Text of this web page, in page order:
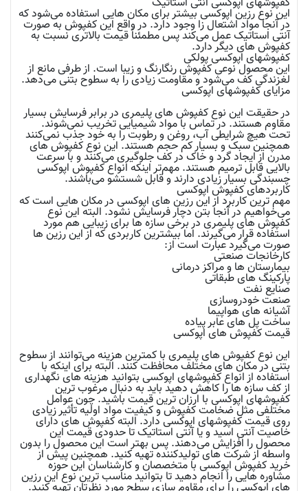
این نوع رزین اپوکسی بیشتر برای مکان هایی استفاده می‌شود که
در آنجا مواد اشتعال زا وجود دارد. در واقع این کفپوش به صورت
آنتی استاتیک عمل می‌کند پس مطمئناً قیمت بالاتری نسبت به
کفپوش های دیگر دارد‌.
کفپوشهای اپوکسی پولکی
این محصول نوعی کفپوش رنگارنگ و زیبا است. از طرفی مانع از
لغزندگی کف می‌شود و مقاومت زیادی را به سطوح بتنی می‌دهد.
مزایای کفپوشهای اپوکسی
در حقیقت این نوع کفپوش های پلیمری در برابر فرسایش بسیار
مقاوم هستند. در تماس با مواد شیمیایی تخریب نمی‌شوند.
تحت هیچ شرایطی آب، روغن و رطوبت را به خود جذب نمی‌کنند
همچنین سبک و بسیار کم حجم هستند. این نوع کفپوش های
مدرن از ایجاد گرد و خاک در کف جلوگیری می‌کنند و با سرعت
بالایی قابل ترمیم هستند. مهم‌تر اینکه انواع کفپوش اپوکسی
چسبندگی بسیار زیادی دارند و قابل شستشو می‌باشند.
کاربردهای کفپوش اپوکسی
مهم ترین کاربرد از این رزین های اپوکسی در مکان هایی است که
می‌خواهیم در آنجا بتن دچار فرسایش نشود. البته این نوع
کفپوش های پلیمری در برخی سازه ها برای زیبایی هم مورد
استفاده قرار می‌گیرند. اما بیشترین کاربردی که از این رزین ها
صورت می‌گیرد عبارت است از:
کارخانجات صنعتی
بیمارستان ها و مراکز درمانی
پارکینگ های طبقاتی
صنایع نفت
صنعت خودروسازی
آشیانه های هواپیما
ساخت پل های عابر پیاده
قیمت کفپوش های اپوکسی
این نوع کفپوش های پلیمری با کمترین هزینه می‌توانند از سطوح
بتنی در مکان های مختلف محافظت کنند. البته برای اینکه با
استفاده از انواع کفپوشهای اپوکسی بتوانید هزینه های نگهداری
از کف سازه ها را کاهش دهید باید به دنبال مرغوب ترین
کفپوشهای اپوکسی با ارزان ترین قیمت باشید. چون عوامل
مختلفی مثل ضخامت کفپوش و کیفیت مواد اولیه تأثیر زیادی
روی قیمت کفپوشهای اپوکسی دارد. البته کفپوش های دارای
خاصیت آنتی اسید و یا آنتی استاتیک تا حدودی قیمت این
محصول را افزایش می‌دهند. پس بهتر است این محصول را بدون
واسطه از شرکت های تولیدکننده تهیه کنید. همچنین پیش از
خرید کفپوش اپوکسی با متخصصان و کارشناسان این حوزه
مشاوره هایی را انجام دهید تا بتوانید مناسب ترین نوع این رزین